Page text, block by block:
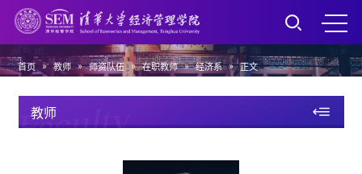
首页 » 教师 » 师资队伍 » 在职教师 » 经济系 » 正文
教师
Faculty